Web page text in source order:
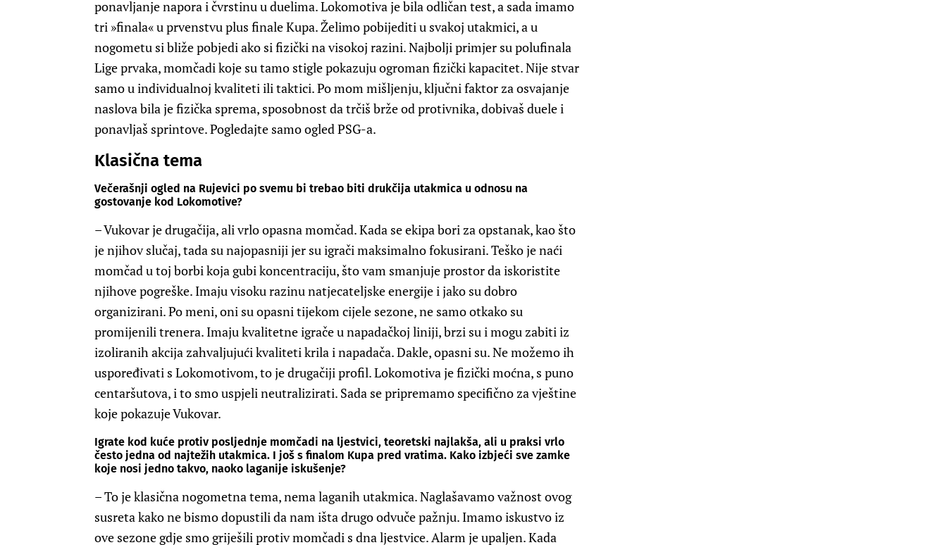
ponavljanje napora i čvrstinu u duelima. Lokomotiva je bila odličan test, a sada imamo
tri »finala« u prvenstvu plus finale Kupa. Želimo pobijediti u svakoj utakmici, a u
nogometu si bliže pobjedi ako si fizički na visokoj razini. Najbolji primjer su polufinala
Lige prvaka, momčadi koje su tamo stigle pokazuju ogroman fizički kapacitet. Nije stvar
samo u individualnoj kvaliteti ili taktici. Po mom mišljenju, ključni faktor za osvajanje
naslova bila je fizička sprema, sposobnost da trčiš brže od protivnika, dobivaš duele i
ponavljaš sprintove. Pogledajte samo ogled PSG-a.
Klasična tema
Večerašnji ogled na Rujevici po svemu bi trebao biti drukčija utakmica u odnosu na
gostovanje kod Lokomotive?
– Vukovar je drugačija, ali vrlo opasna momčad. Kada se ekipa bori za opstanak, kao što
je njihov slučaj, tada su najopasniji jer su igrači maksimalno fokusirani. Teško je naći
momčad u toj borbi koja gubi koncentraciju, što vam smanjuje prostor da iskoristite
njihove pogreške. Imaju visoku razinu natjecateljske energije i jako su dobro
organizirani. Po meni, oni su opasni tijekom cijele sezone, ne samo otkako su
promijenili trenera. Imaju kvalitetne igrače u napadačkoj liniji, brzi su i mogu zabiti iz
izoliranih akcija zahvaljujući kvaliteti krila i napadača. Dakle, opasni su. Ne možemo ih
uspoređivati s Lokomotivom, to je drugačiji profil. Lokomotiva je fizički moćna, s puno
centaršutova, i to smo uspjeli neutralizirati. Sada se pripremamo specifično za vještine
koje pokazuje Vukovar.
Igrate kod kuće protiv posljednje momčadi na ljestvici, teoretski najlakša, ali u praksi vrlo
često jedna od najtežih utakmica. I još s finalom Kupa pred vratima. Kako izbjeći sve zamke
koje nosi jedno takvo, naoko laganije iskušenje?
– To je klasična nogometna tema, nema laganih utakmica. Naglašavamo važnost ovog
susreta kako ne bismo dopustili da nam išta drugo odvuče pažnju. Imamo iskustvo iz
ove sezone gdje smo griješili protiv momčadi s dna ljestvice. Alarm je upaljen. Kada